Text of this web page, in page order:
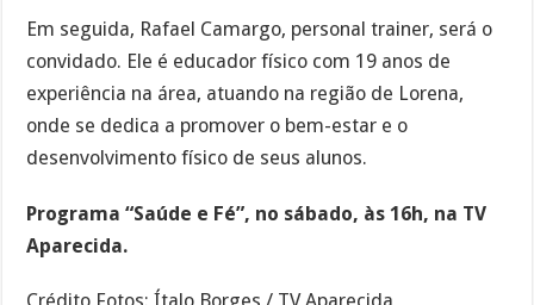
Em seguida, Rafael Camargo, personal trainer, será o
convidado. Ele é educador físico com 19 anos de
experiência na área, atuando na região de Lorena,
onde se dedica a promover o bem-estar e o
desenvolvimento físico de seus alunos.
Programa “Saúde e Fé”, no sábado, às 16h, na TV
Aparecida.